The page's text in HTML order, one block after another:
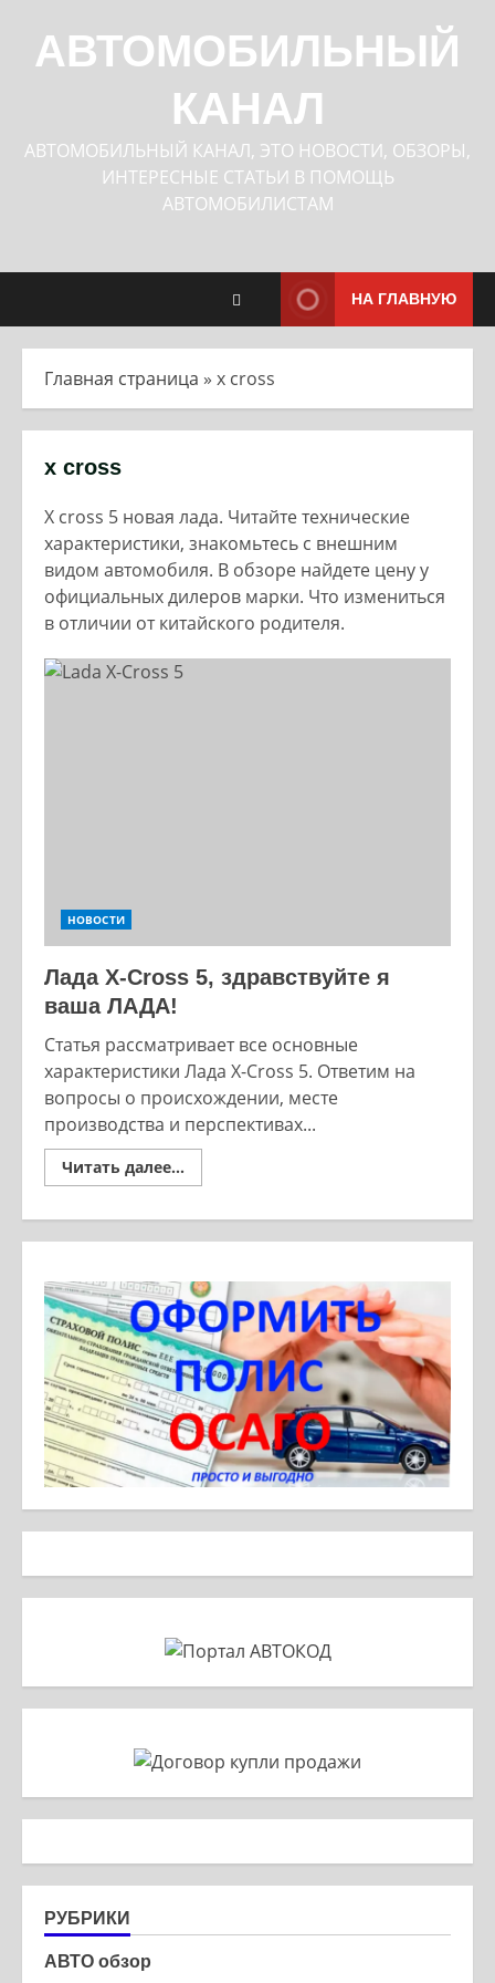
содержимому
АВТОМОБИЛЬНЫЙ
КАНАЛ
АВТОМОБИЛЬНЫЙ КАНАЛ, ЭТО НОВОСТИ, ОБЗОРЫ,
ИНТЕРЕСНЫЕ СТАТЬИ В ПОМОЩЬ
АВТОМОБИЛИСТАМ
НА ГЛАВНУЮ
Главная страница » x cross
x cross
X cross 5 новая лада. Читайте технические
характеристики, знакомьтесь с внешним
видом автомобиля. В обзоре найдете цену у
официальных дилеров марки. Что измениться
в отличии от китайского родителя.
НОВОСТИ
Лада X-Cross 5, здравствуйте я
ваша ЛАДА!
Статья рассматривает все основные
характеристики Лада X-Cross 5. Ответим на
вопросы о происхождении, месте
производства и перспективах...
Читать далее...
more
Cross
я
ваша
ЛАДА!
РУБРИКИ
АВТО обзор